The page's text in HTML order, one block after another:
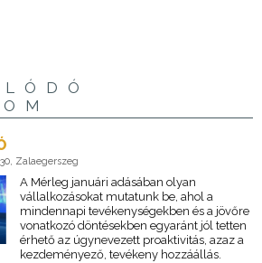
Zalaegerszeg
A Mérleg januári adásában olyan
vállalkozásokat mutatunk be, ahol a
mindennapi tevékenységekben és a jövőre
vonatkozó döntésekben egyaránt jól tetten
érhető az úgynevezett proaktivitás, azaz a
kezdeményező, tevékeny hozzáállás.